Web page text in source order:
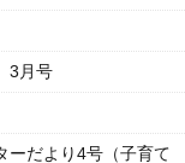
3月号
だより4号（子育て